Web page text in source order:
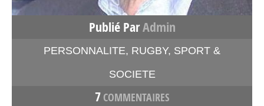
Publié ParAdmin
PERSONNALITE, RUGBY, SPORT &
SOCIETE
7 COMMENTAIRES